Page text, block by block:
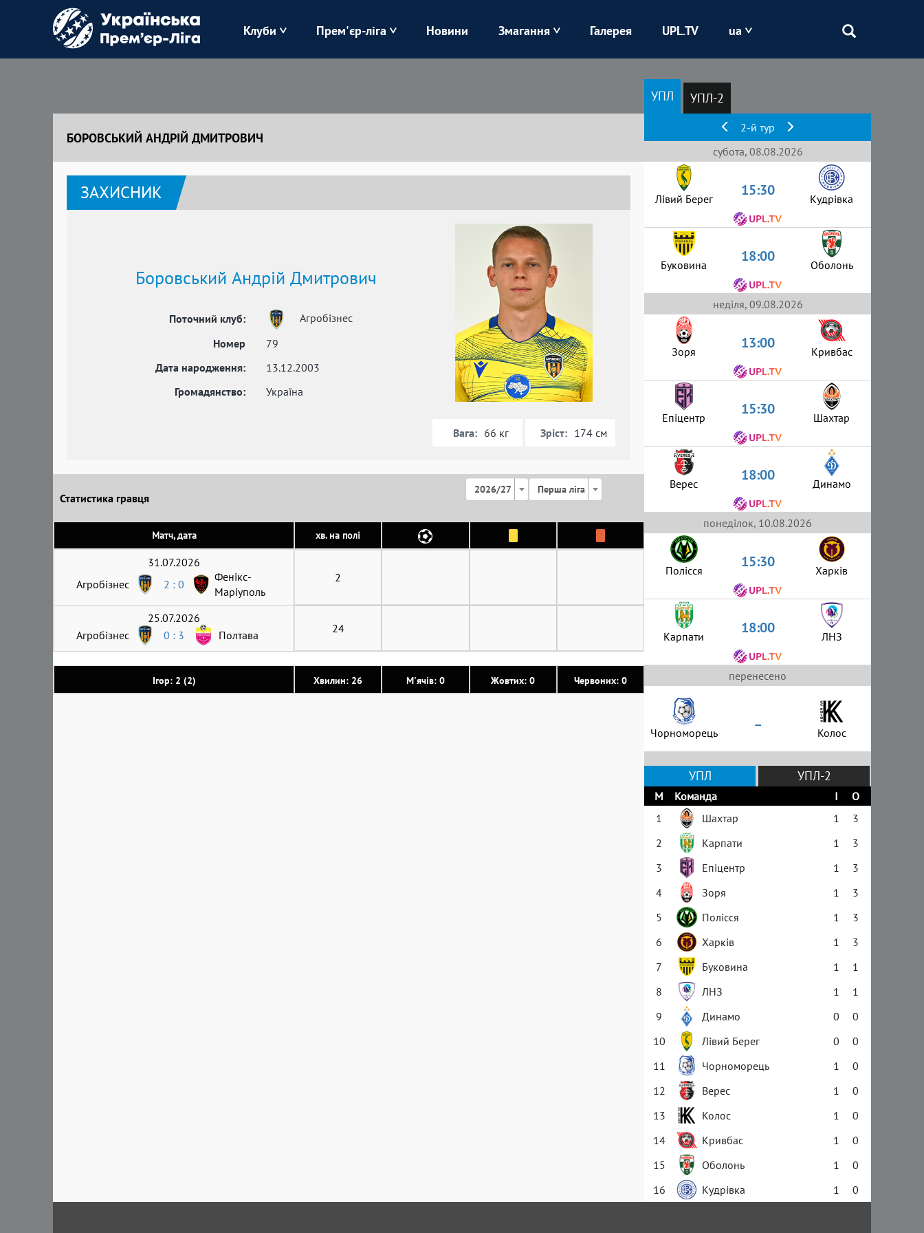
Клуби
Зоря Карпати Колос Кривбас
Оболонь
Полісся
Прем'єр-ліга Новини Змагання Галерея UPL.TV ua
БОРОВСЬКИЙ АНДРІЙ ДМИТРОВИЧ
ЗАХИСНИК
Боровський Андрій Дмитрович
Поточний клуб:
Агробізнес
Номер
79
Дата народження:
13.12.2003
Громадянство:
Україна
Вага: 66 кг Зріст: 174 см
Статистика гравця
2026/27 Перша ліга
Матч, дата хв. на полі
Ігор: 2 (2) Хвилин: 26 М'ячів: 0 Жовтих: 0 Червоних: 0
31.07.2026
Агробізнес
2 : 0
Фенікс-
Маріуполь
2
25.07.2026
Агробізнес
0 : 3 Полтава 24
УПЛ УПЛ-2
2-й тур
субота, 08.08.2026
Лівий Берег 15:30 Кудрівка
Буковина 18:00 Оболонь
неділя, 09.08.2026
Зоря 13:00 Кривбас
Епіцентр 15:30 Шахтар
Верес 18:00 Динамо
понеділок, 10.08.2026
Полісся 15:30 Харків
Карпати 18:00 ЛНЗ
перенесено
Чорноморець – Колос
УПЛ УПЛ-2
М Команда І
О
1
Шахтар 1
3
2
Карпати 1
3
3
Епіцентр 1
3
4
Зоря 1
3
5
Полісся 1
3
6
Харків 1
3
7
Буковина 1
1
8
ЛНЗ 1
1
9
Динамо 0
0
10
Лівий Берег 0
0
11
Чорноморець 1
0
12
Верес 1
0
13
Колос 1
0
14
Кривбас 1
0
15
Оболонь 1
0
16
Кудрівка 1 0